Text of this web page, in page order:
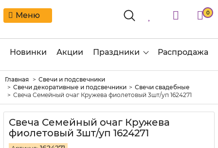
Меню 0
Новинки Акции Праздники Распродажа
Главная
Свечи и подсвечники
Свечи декоративные и подсвечники
Свечи свадебные
Свеча Семейный очаг Кружева фиолетовый 3шт/уп 1624271
Свеча Семейный очаг Кружева
фиолетовый 3шт/уп 1624271